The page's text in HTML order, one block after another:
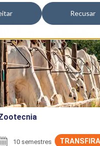
Recusar
10 semestres
Detalhes do
Ir para Inscrição